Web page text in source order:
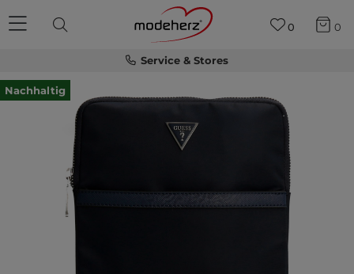
Service & Stores
0 0
Nachhaltig